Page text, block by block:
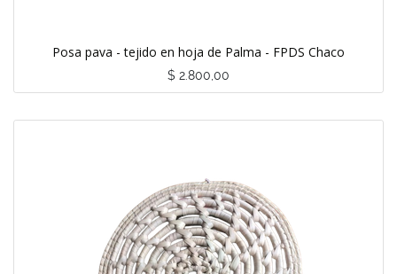
Posa pava - tejido en hoja de Palma - FPDS Chaco
$ 2.800,00